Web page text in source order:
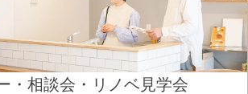
・相談会・リノベ見学会